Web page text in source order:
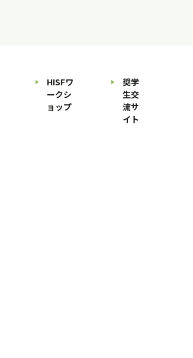
HISFワ
ークシ
ョップ
奨学
生交
流サ
イト